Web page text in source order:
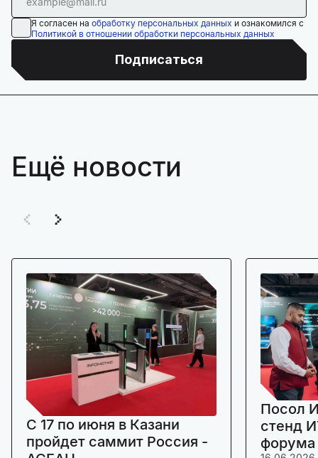
Я согласен на обработку персональных данных и ознакомился с
Политикой в отношении обработки персональных данных
Подписаться
Ещё новости
C 17 по июня в Казани
пройдет саммит Россия -
Посол
стенд